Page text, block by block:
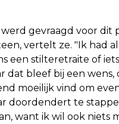
werd gevraagd voor dit
vertelt ze. "Ik had
een stilteretraite of
dat bleef bij een wens,
moeilijk vind om
doordendert te
want ik wil ook niets